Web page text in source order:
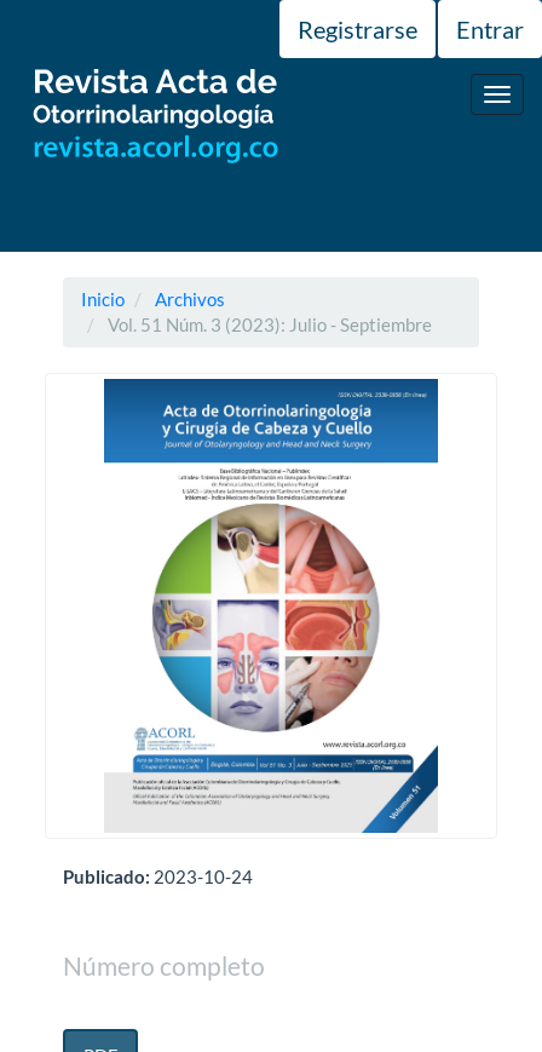
principal
Barra
lateral
Registrarse Entrar
Inicio
Archivos
Vol. 51 Núm. 3 (2023): Julio - Septiembre
Publicado: 2023-10-24
Número completo